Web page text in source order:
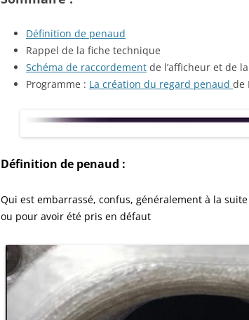
Définition de penaud
Rappel de la fiche technique
Schéma de raccordement de l’afficheur et de
Programme : La création du regard penaud de
Définition de penaud :
Qui est embarrassé, confus, généralement à la
ou pour avoir été pris en défaut